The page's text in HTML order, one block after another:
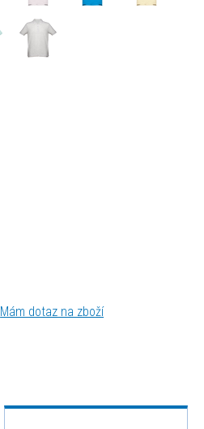
Mám dotaz na zboží